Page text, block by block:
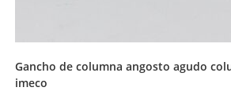
gancho de columna angosto agudo columna support-
imeco